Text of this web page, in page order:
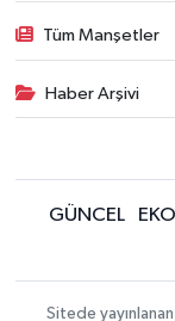
Tüm Manşetler
Haber Arşivi
GÜNCEL
Sitede